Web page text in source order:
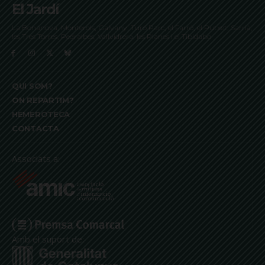
El Jardí
La Bonanova, Monterols, Galvany, Turó Parc, el Farró, el Putxet, Sarrià,
les Tres Torres, Pedralbes, Vallvidrera, les Planes i el Tibidabo
QUI SOM?
ON REPARTIM?
HEMEROTECA
CONTACTA
Associats a:
Amb el suport de: